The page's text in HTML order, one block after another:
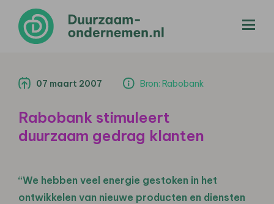
07 maart 2007 Bron: Rabobank
Rabobank stimuleert
duurzaam gedrag klanten
“We hebben veel energie gestoken in het
ontwikkelen van nieuwe producten en diensten